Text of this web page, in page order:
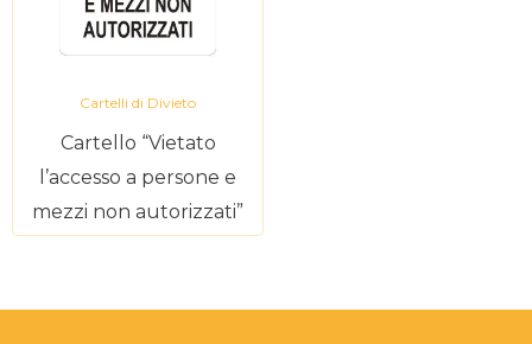
Cartelli di Divieto
Cartello “Vietato
l’accesso a persone e
mezzi non autorizzati”